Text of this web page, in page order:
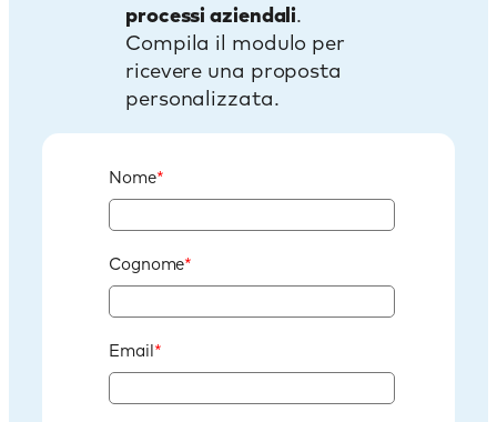
processi aziendali.
Compila il modulo per
ricevere una proposta
personalizzata.
Nome*
Cognome*
Email *